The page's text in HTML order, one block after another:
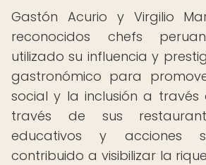
Gastón Acurio y Virgilio
reconocidos chefs
utilizado su influencia y
gastronómico para
social y la inclusión a través
través de sus
educativos y acciones
contribuido a visibilizar la